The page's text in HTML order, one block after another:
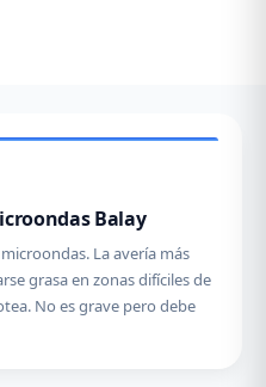
Balay
La avería más
grasa en zonas difíciles de
No es grave pero debe